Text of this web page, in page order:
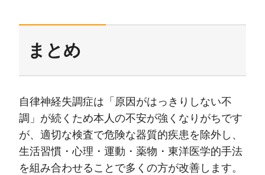
まとめ
自律神経失調症は「原因がはっきりしない不
調」が続くため本人の不安が強くなりがちです
が、適切な検査で危険な器質的疾患を除外し、
生活習慣・心理・運動・薬物・東洋医学的手法
を組み合わせることで多くの方が改善します。